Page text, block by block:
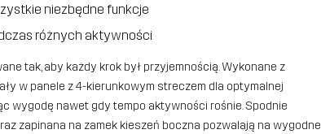
niezbędne funkcje
różnych aktywności
tak, aby każdy krok był przyjemnością. Wykonane z
w panele z 4-kierunkowym streczem dla optymalnej
wygodę nawet gdy tempo aktywności rośnie. Spodnie
zapinana na zamek kieszeń boczna pozwalają na wygodne